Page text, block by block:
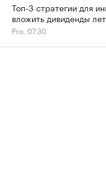
Топ-3 стратегии для
вложить дивиденды
Pro, 07:30